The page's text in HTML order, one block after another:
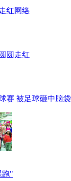
”
速倒车逃窜
红网络
圆走红
赛 被足球砸中脑袋
跑"